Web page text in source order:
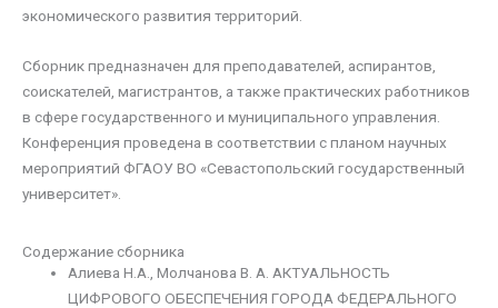
экономического развития территорий.
Сборник предназначен для преподавателей, аспирантов,
соискателей, магистрантов, а также практических работников
в сфере государственного и муниципального управления.
Конференция проведена в соответствии с планом научных
мероприятий ФГАОУ ВО «Севастопольский государственный
университет».
Содержание сборника
Алиева Н.А., Молчанова В. А. АКТУАЛЬНОСТЬ
ЦИФРОВОГО ОБЕСПЕЧЕНИЯ ГОРОДА ФЕДЕРАЛЬНОГО